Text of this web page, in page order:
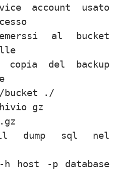
account usato
al bucket
del backup
bucket ./
gz
dump sql nel
host -p database